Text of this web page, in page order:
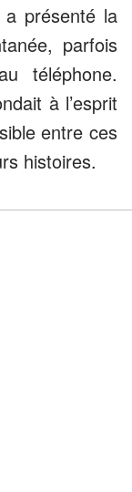
a présenté la
parfois
téléphone.
à l’esprit
entre ces
histoires.